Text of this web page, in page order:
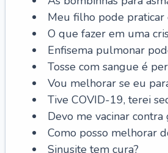
Meu filho pode praticar
O que fazer em uma
Enfisema pulmonar
Tosse com sangue é
Vou melhorar se eu
Tive COVID-19, terei
Devo me vacinar contra
Como posso melhorar
Sinusite tem cura?